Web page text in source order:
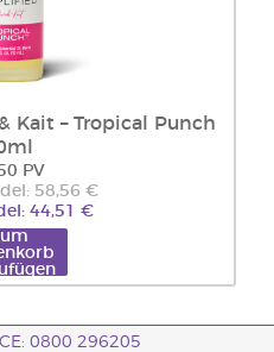
Kait – Tropical Punch
PV
58,56 €
44,51 €
0800 296205